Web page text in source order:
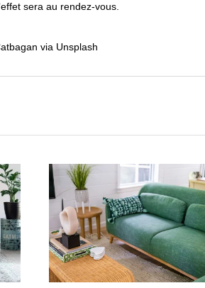
sera au rendez-vous.
via Unsplash